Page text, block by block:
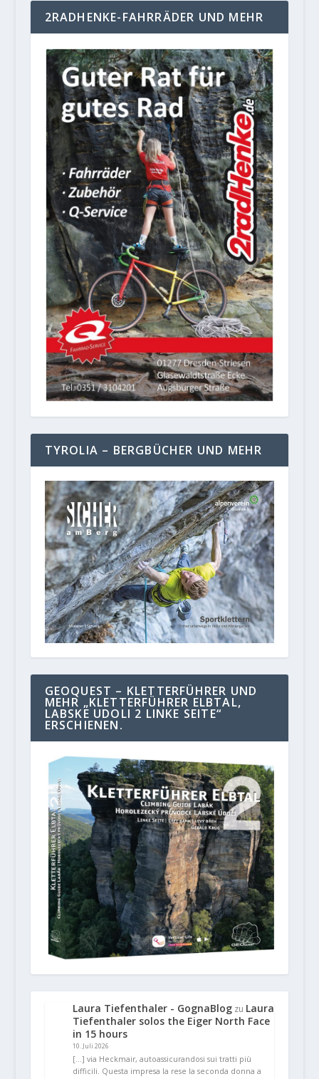
2RADHENKE-FAHRRÄDER UND MEHR
TYROLIA – BERGBÜCHER UND MEHR
GEOQUEST – KLETTERFÜHRER UND
MEHR „KLETTERFÜHRER ELBTAL,
LABSKE UDOLI 2 LINKE SEITE“
ERSCHIENEN.
Laura Tiefenthaler - GognaBlogzu Laura
Tiefenthaler solos the Eiger North Face
in 15 hours
10. Juli 2026
[…] via Heckmair, autoassicurandosi sui tratti più
difficili. Questa impresa la rese la seconda donna a